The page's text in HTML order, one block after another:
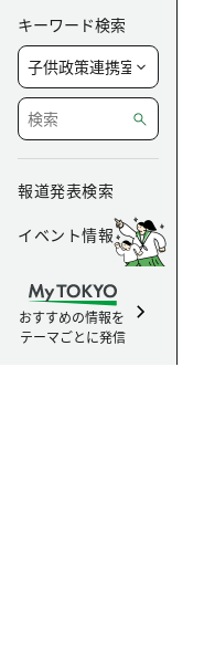
キーワード検索
報道発表検索
イベント情報
おすすめの情報を
テーマごとに発信